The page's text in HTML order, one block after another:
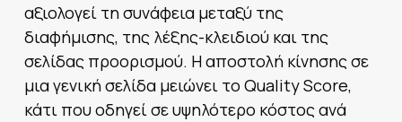
αξιολογεί τη συνάφεια μεταξύ της
διαφήμισης, της λέξης-κλειδιού και της
σελίδας προορισμού. Η αποστολή κίνησης σε
μια γενική σελίδα μειώνει το Quality Score,
κάτι που οδηγεί σε υψηλότερο κόστος ανά